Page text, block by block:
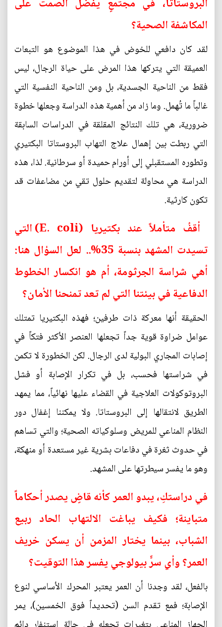
البروستاتا، في مجتمعٍ يفضل الصمت على
المكاشفة الصحية؟
لقد كان دافعي للخوض في هذا الموضوع هو التبعات
العميقة التي يتركها هذا المرض على حياة الرجال، ليس
فقط من الناحية الجسدية، بل ومن الناحية النفسية التي
غالباً ما تُهمل. وما زاد من أهمية هذه الدراسة وجعلها خطوة
ضرورية، هي تلك النتائج المقلقة في الدراسات السابقة
التي ربطت بين إهمال علاج التهاب البروستاتا البكتيري
وتطوره المستقبلي إلى أورام حميدة أو سرطانية. لذا، هذه
الدراسة هي محاولة لتقديم حلول تقي من مضاعفات قد
تكون كارثية.
أقفُ متأملاً عند بكتيريا (E. coli) التي
تسيدت المشهد بنسبة 35%.. لعل السؤال هنا:
أهي شراسة الجرثومة، أم هو انكسار الخطوط
الدفاعية في بيئتنا التي لم تعد تمنحنا الأمان؟
الحقيقة أنها معركة ذات طرفين؛ فهذه البكتيريا تمتلك
عوامل ضراوة قوية جداً تجعلها العنصر الأكثر فتكاً في
إصابات المجاري البولية لدى الرجال. لكن الخطورة لا تكمن
في شراستها فحسب، بل في تكرار الإصابة أو فشل
البروتوكولات العلاجية في القضاء عليها نهائياً، مما يمهد
الطريق لانتقالها إلى البروستاتا. ولا يمكننا إغفال دور
النظام المناعي للمريض وسلوكياته الصحية؛ والتي تساهم
في حدوث ثغرة في دفاعات بشرية غير مستعدة أو منهكة،
وهو ما يفسر سيطرتها على المشهد.
في دراستكِ، يبدو العمر كأنه قاضٍ يصدر أحكاماً
متباينة؛ فكيف يباغت الالتهاب الحاد ربيع
الشباب، بينما يختار المزمن أن يسكن خريف
العمر؟ وأي سرٍّ بيولوجي يفسر هذا التوقيت؟
بالفعل، لقد وجدنا أن العمر يعتبر المحرك الأساسي لنوع
الإصابة؛ فمع تقدم السن (تحديداً فوق الخمسين)، يمر